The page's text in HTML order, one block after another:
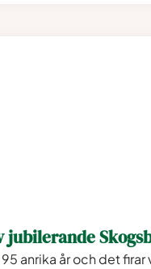
anrika år och det firar